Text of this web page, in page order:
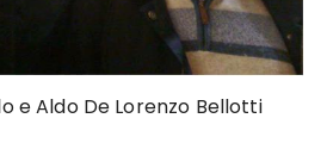
e Aldo De Lorenzo Bellotti